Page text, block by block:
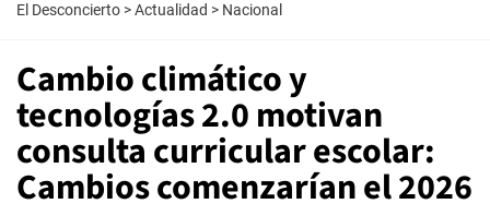
El Desconcierto >Actualidad > Nacional
Cambio climático y
tecnologías 2.0 motivan
consulta curricular escolar:
Cambios comenzarían el 2026